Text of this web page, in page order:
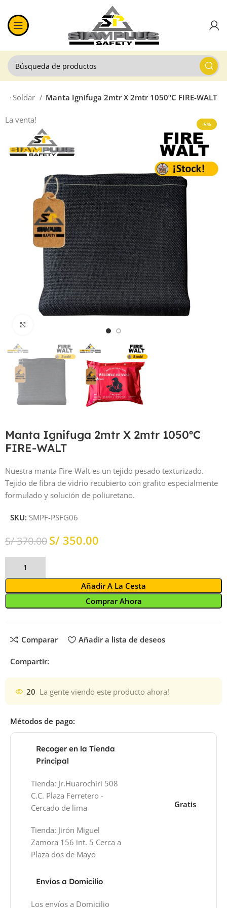
Soldar Manta Ignifuga 2mtr X 2mtr 1050ºC FIRE-WALT
-5%
La venta!
Manta Ignifuga 2mtr X 2mtr 1050ºC
FIRE-WALT
Nuestra manta Fire-Walt es un tejido pesado texturizado.
Tejido de fibra de vidrio recubierto con grafito especialmente
formulado y solución de poliuretano.
SKU: SMPF-PSFG06
S/370.00S/ 350.00
Añadir A La Cesta
Comprar Ahora
Comparar Añadir a lista de deseos
Compartir:
20 La gente viendo este producto ahora!
Métodos de pago:
Recoger en la Tienda
Principal
Tienda: Jr.Huarochiri 508
C.C. Plaza Ferretero -
Cercado de lima
Tienda: Jirón Miguel
Zamora 156 int. 5 Cerca a
Plaza dos de Mayo
Gratis
Envíos a Domicilio
Los envíos a Domicilio